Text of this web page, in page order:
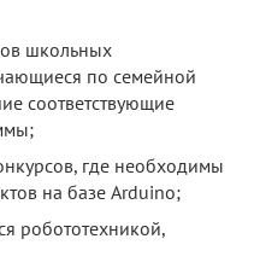
школьных
по семейной
соответствующие
где необходимы
на базе Arduino;
робототехникой,